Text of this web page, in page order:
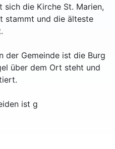
sich die Kirche St. Marien,
stammt und die älteste
der Gemeinde ist die Burg
über dem Ort steht und
ist g